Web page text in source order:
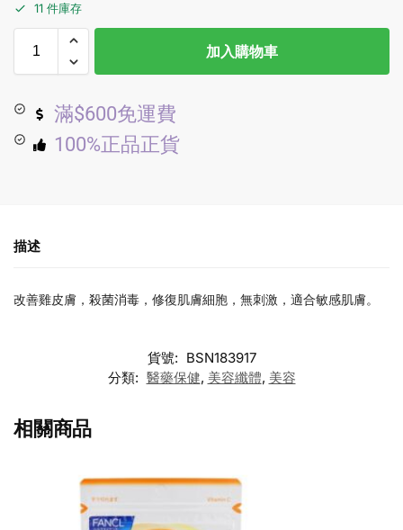
11 件庫存
加入購物車
滿$600免運費
100%正品正貨
描述
改善雞皮膚，殺菌消毒，修復肌膚細胞，無刺激，適合敏感肌膚。
貨號: BSN183917
分類: 醫藥保健, 美容纖體, 美容
相關商品